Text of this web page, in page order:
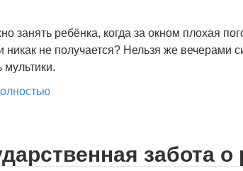
занять ребёнка, когда за окном плохая
никак не получается? Нельзя же вечерами
мультики.
забота о